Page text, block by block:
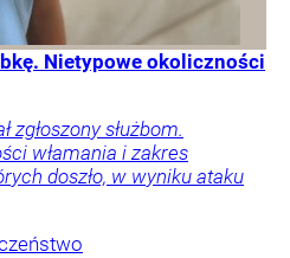
Nietypowe okoliczności
zgłoszony służbom.
włamania i zakres
doszło, w wyniku ataku